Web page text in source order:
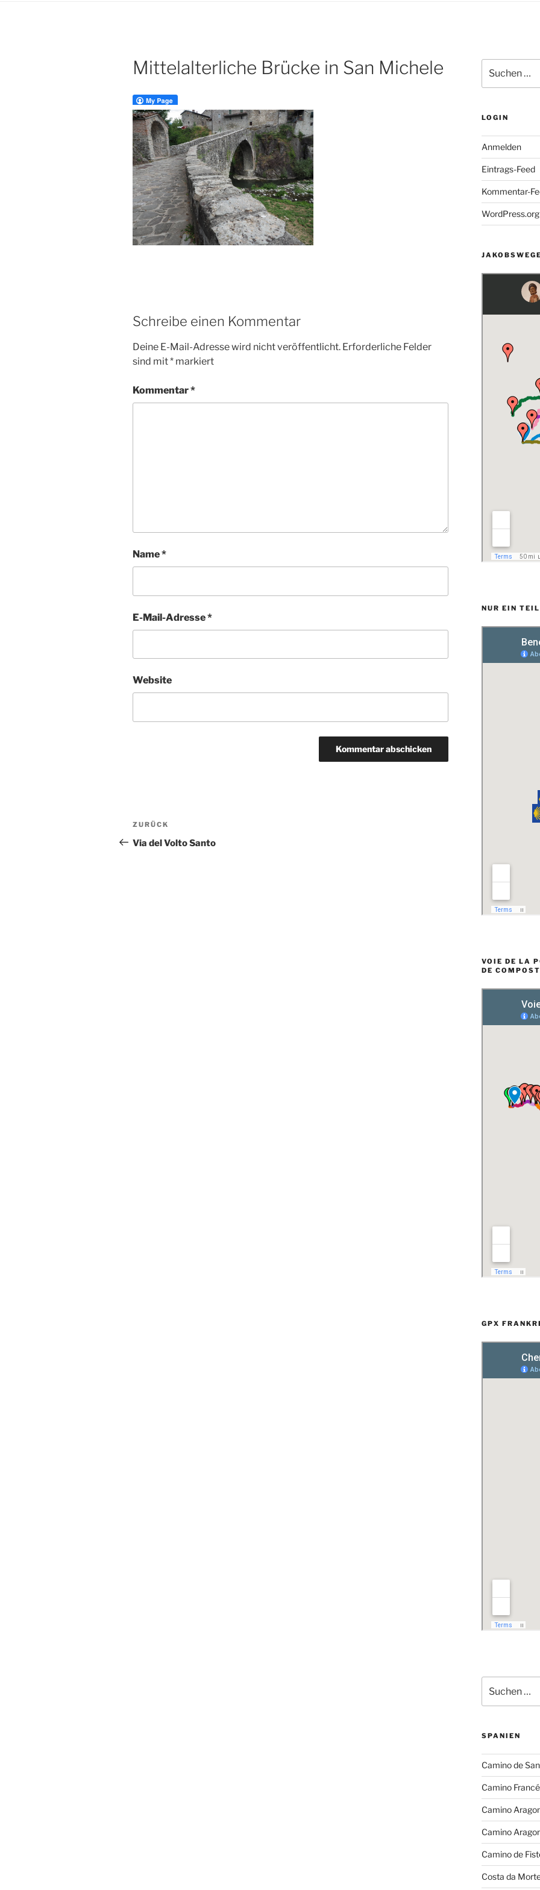
Mittelalterliche Brücke in San Michele
Schreibe einen Kommentar
Deine E-Mail-Adresse wird nicht veröffentlicht. Erforderliche Felder
sind mit* markiert
Kommentar*
Name*
E-Mail-Adresse*
Website
Beitragsnavigation
Vorheriger
Beitrag
ZURÜCK
Via del Volto Santo
nach:
LOGIN
Anmelden
Eintrags-Feed
Kommentar-
WordPress.org
NUR EIN
VOIE DE LA
DE
GPX
nach:
SPANIEN
Camino de
Camino
Camino
Camino
Camino de
Costa da